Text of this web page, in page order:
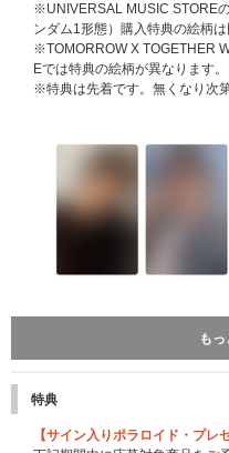
※UNIVERSAL MUSIC STORE
ンダム1形態）購入特典の絵柄は
※TOMORROW X TOGETHER
Eでは特典の絵柄が異なります。
※特典は先着です。無くなり次
CD1枚ご購入につき「応募抽選
※3形態セット購入の場合は「
も
特典
【サイン入りポラロイド・プレ